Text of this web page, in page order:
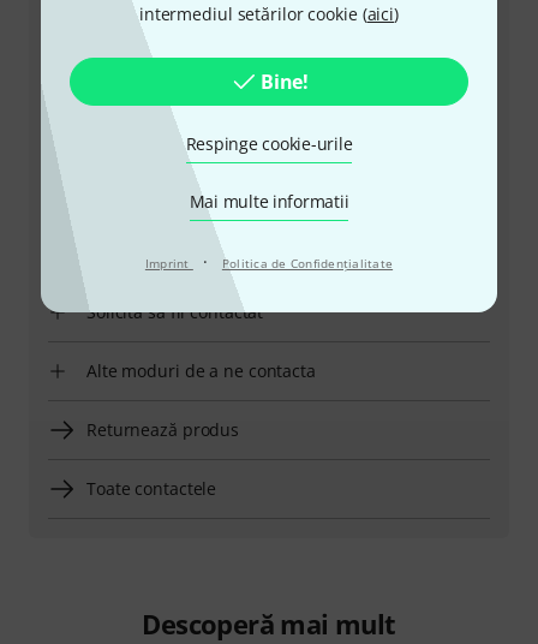
intermediul setărilor cookie (aici)
Bine!
Respinge cookie-urile
Mai multe informatii
Imprint · Politica de Confidenţialitate
Personalul nostru de la service e aici pentru a vă ajuta
cu orice problemă
Pregătiți număr client
Ore de Program (CEST - Ora de vară
din Europa Centrală)
Solicită să fii contactat
Alte moduri de a ne contacta
Returnează produs
Toate contactele
Descoperă mai mult